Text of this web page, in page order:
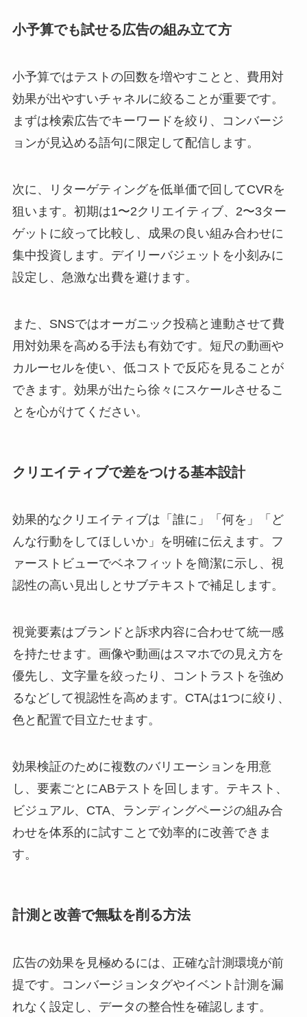
小予算でも試せる広告の組み立て方
小予算ではテストの回数を増やすことと、費用対
効果が出やすいチャネルに絞ることが重要です。
まずは検索広告でキーワードを絞り、コンバージ
ョンが見込める語句に限定して配信します。
次に、リターゲティングを低単価で回してCVRを
狙います。初期は1〜2クリエイティブ、2〜3ター
ゲットに絞って比較し、成果の良い組み合わせに
集中投資します。デイリーバジェットを小刻みに
設定し、急激な出費を避けます。
また、SNSではオーガニック投稿と連動させて費
用対効果を高める手法も有効です。短尺の動画や
カルーセルを使い、低コストで反応を見ることが
できます。効果が出たら徐々にスケールさせるこ
とを心がけてください。
クリエイティブで差をつける基本設計
効果的なクリエイティブは「誰に」「何を」「ど
んな行動をしてほしいか」を明確に伝えます。フ
ァーストビューでベネフィットを簡潔に示し、視
認性の高い見出しとサブテキストで補足します。
視覚要素はブランドと訴求内容に合わせて統一感
を持たせます。画像や動画はスマホでの見え方を
優先し、文字量を絞ったり、コントラストを強め
るなどして視認性を高めます。CTAは1つに絞り、
色と配置で目立たせます。
効果検証のために複数のバリエーションを用意
し、要素ごとにABテストを回します。テキスト、
ビジュアル、CTA、ランディングページの組み合
わせを体系的に試すことで効率的に改善できま
す。
計測と改善で無駄を削る方法
広告の効果を見極めるには、正確な計測環境が前
提です。コンバージョンタグやイベント計測を漏
れなく設定し、データの整合性を確認します。